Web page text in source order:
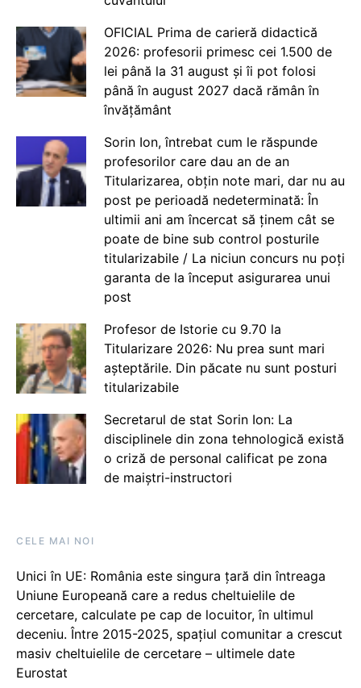
OFICIAL Prima de carieră didactică
2026: profesorii primesc cei 1.500 de
lei până la 31 august și îi pot folosi
până în august 2027 dacă rămân în
învățământ
Sorin Ion, întrebat cum le răspunde
profesorilor care dau an de an
Titularizarea, obțin note mari, dar nu au
post pe perioadă nedeterminată: În
ultimii ani am încercat să ținem cât se
poate de bine sub control posturile
titularizabile / La niciun concurs nu poți
garanta de la început asigurarea unui
post
Profesor de Istorie cu 9.70 la
Titularizare 2026: Nu prea sunt mari
așteptările. Din păcate nu sunt posturi
titularizabile
Secretarul de stat Sorin Ion: La
disciplinele din zona tehnologică există
o criză de personal calificat pe zona
de maiștri-instructori
CELE MAI NOI
Unici în UE: România este singura țară din întreaga
Uniune Europeană care a redus cheltuielile de
cercetare, calculate pe cap de locuitor, în ultimul
deceniu. Între 2015-2025, spațiul comunitar a crescut
masiv cheltuielile de cercetare – ultimele date
Eurostat